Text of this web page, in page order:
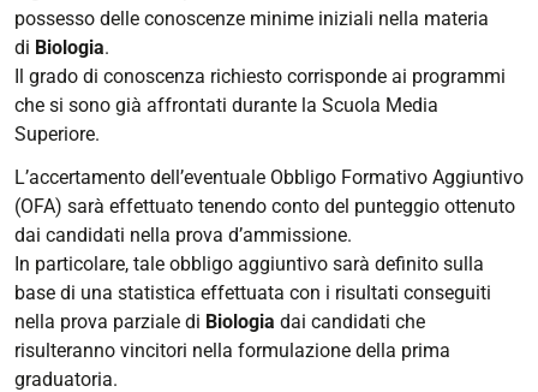
possesso delle conoscenze minime iniziali nella materia
di Biologia.
Il grado di conoscenza richiesto corrisponde ai programmi
che si sono già affrontati durante la Scuola Media
Superiore.
L’accertamento dell’eventuale Obbligo Formativo Aggiuntivo
(OFA) sarà effettuato tenendo conto del punteggio ottenuto
dai candidati nella prova d’ammissione.
In particolare, tale obbligo aggiuntivo sarà definito sulla
base di una statistica effettuata con i risultati conseguiti
nella prova parziale di Biologia dai candidati che
risulteranno vincitori nella formulazione della prima
graduatoria.